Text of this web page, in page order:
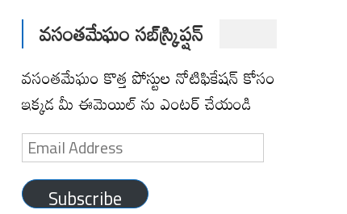
వసంతమేఘం సబ్‌స్క్రిప్షన్
వసంతమేఘం కొత్త పోస్టుల నోటిఫికేషన్ కోసం
ఇక్కడ మీ ఈమెయిల్ ను ఎంటర్ చేయండి
Email
Address
Subscribe